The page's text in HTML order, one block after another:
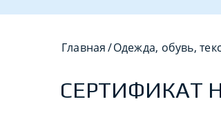
Главная/Одежда, обувь,
СЕРТИФИКАТ